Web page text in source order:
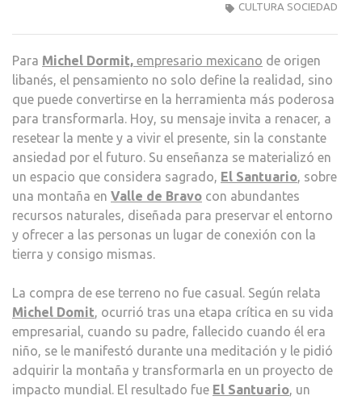
CULTURA SOCIEDAD
Para Michel Dormit, empresario mexicano de origen
libanés, el pensamiento no solo define la realidad, sino
que puede convertirse en la herramienta más poderosa
para transformarla. Hoy, su mensaje invita a renacer, a
resetear la mente y a vivir el presente, sin la constante
ansiedad por el futuro. Su enseñanza se materializó en
un espacio que considera sagrado, El Santuario, sobre
una montaña en Valle de Bravo con abundantes
recursos naturales, diseñada para preservar el entorno
y ofrecer a las personas un lugar de conexión con la
tierra y consigo mismas.
La compra de ese terreno no fue casual. Según relata
Michel Domit, ocurrió tras una etapa crítica en su vida
empresarial, cuando su padre, fallecido cuando él era
niño, se le manifestó durante una meditación y le pidió
adquirir la montaña y transformarla en un proyecto de
impacto mundial. El resultado fue El Santuario, un